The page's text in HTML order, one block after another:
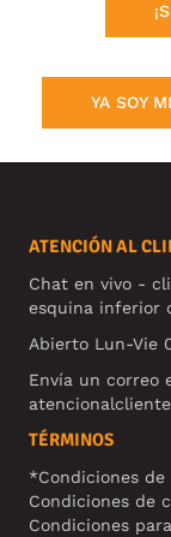
YA SOY
ATENCIÓN AL
Chat en vivo -
esquina inferior
Abierto Lun-Vie
Envía un correo
TÉRMINOS
*Condiciones de
Condiciones de
Condiciones